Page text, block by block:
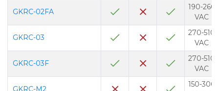
GKRC-02FA
190-260
VAC
GKRC-03
270-510
VAC
GKRC-03F
270-510
VAC
GKRC-M2
150-300